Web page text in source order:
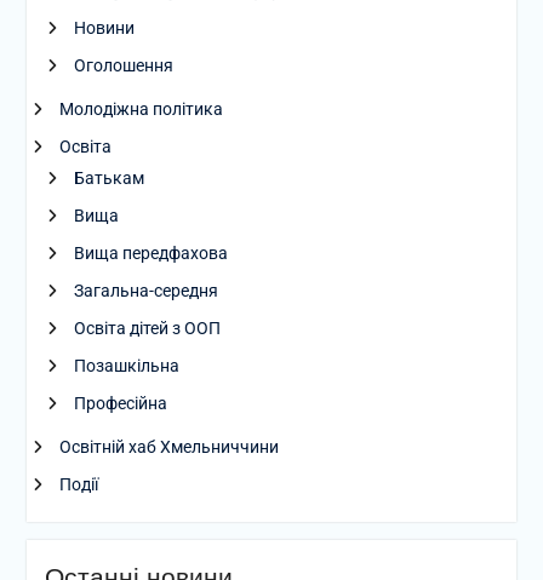
Новини
Оголошення
Молодіжна політика
Освіта
Батькам
Вища
Вища передфахова
Загальна-середня
Освіта дітей з ООП
Позашкільна
Професійна
Освітній хаб Хмельниччини
Події